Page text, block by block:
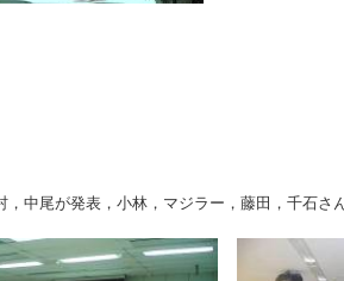
中尾が発表，小林，マジラー，藤田，千石さ